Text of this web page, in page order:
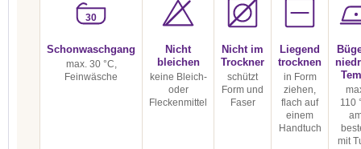
30
Schonwaschgang
max. 30 °C,
Feinwäsche
Nicht
bleichen
keine Bleich-
oder
Fleckenmittel
Nicht im
Trockner
schützt
Form und
Faser
Liegend
trocknen
in Form
ziehen,
flach auf
einem
Handtuch
110
mit